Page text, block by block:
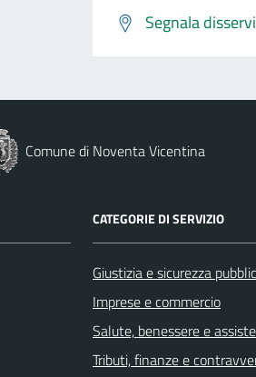
Segnala
Comune di Noventa Vicentina
CATEGORIE DI SERVIZIO
Giustizia e sicurezza
Imprese e commercio
Salute, benessere e
Tributi, finanze e